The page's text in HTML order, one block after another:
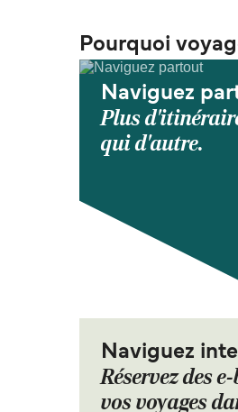
Pourquoi
Naviguez
Plus
qui d'autre.
Naviguez
Réservez des
vos voyages